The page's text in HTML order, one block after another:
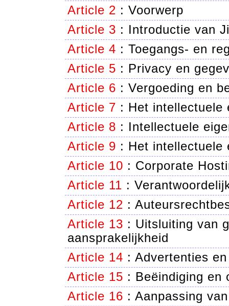
Article 2 : Voorwerp
Article 3 : Introductie van
Article 4 : Toegangs- en
Article 5 : Privacy en
Article 6 : Vergoeding en
Article 7 : Het intellectuele
Article 8 : Intellectuele
Article 9 : Het intellectuele
Article 10 : Corporate
Article 11 :
Article 12 :
Article 13 : Uitsluiting van
aansprakelijkheid
Article 14 : Advertenties
Article 15 : Beëindiging en
Article 16 : Aanpassing